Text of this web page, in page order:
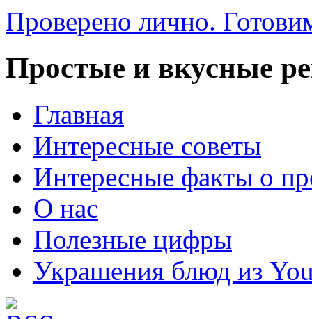
Проверено лично.
Простые и вкусные
Главная
Интересные советы
Интересные факты о
О нас
Полезные цифры
Украшения блюд из